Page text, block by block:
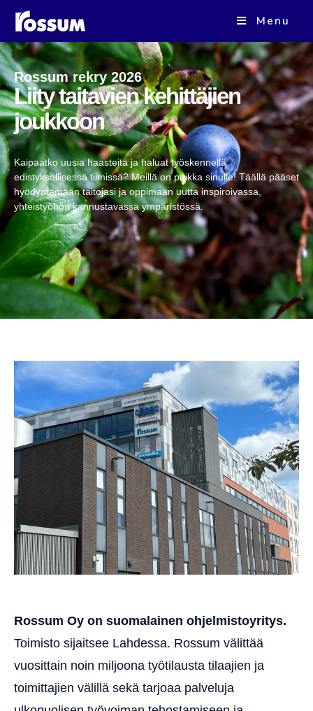
Menu
Rossum rekry 2026
Liity taitavien kehittäjien
joukkoon
Kaipaatko uusia haasteita ja haluat työskennellä
edistyksellisessä tiimissä? Meillä on paikka sinulle! Täällä pääset
hyödyntämään taitojasi ja oppimaan uutta inspiroivassa,
yhteistyöhön kannustavassa ympäristössä.
Rossum Oy on suomalainen ohjelmistoyritys.
Toimisto sijaitsee Lahdessa. Rossum välittää
vuosittain noin miljoona työtilausta tilaajien ja
toimittajien välillä sekä tarjoaa palveluja